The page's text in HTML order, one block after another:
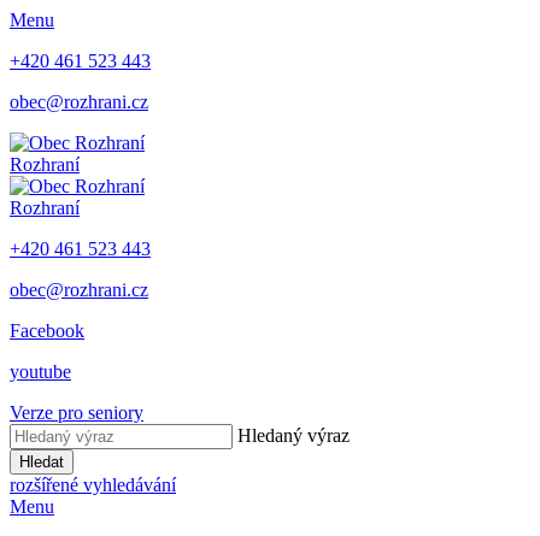
Menu
+420 461 523 443
obec@rozhrani.cz
Rozhraní
Rozhraní
+420 461 523 443
obec@rozhrani.cz
Facebook
youtube
Verze pro seniory
Hledaný výraz
Hledat
rozšířené vyhledávání
Menu